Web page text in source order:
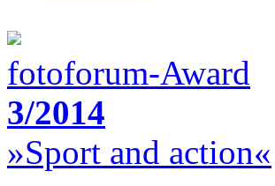
fotoforum-Award
3/2014
»Sport and action«